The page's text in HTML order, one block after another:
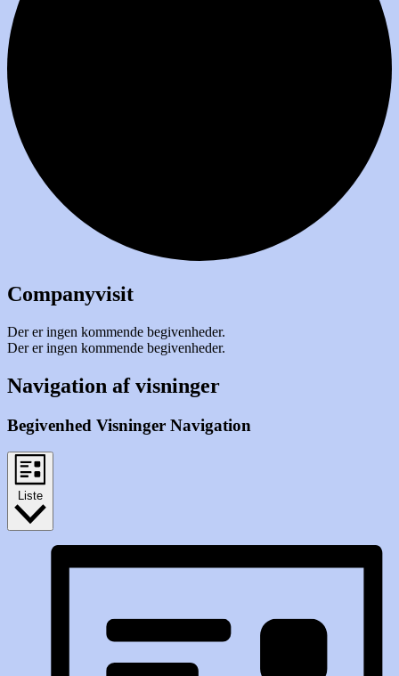
Companyvisit
Der er ingen kommende begivenheder.
Der er ingen kommende begivenheder.
Navigation af visninger
Begivenhed Visninger Navigation
Liste